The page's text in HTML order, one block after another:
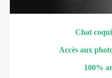
Chat
Accès aux
100%